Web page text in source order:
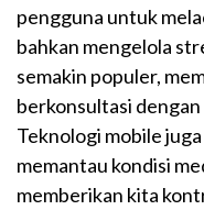
pengguna untuk
bahkan mengelola
semakin populer,
berkonsultasi
Teknologi mobile
memantau kondisi
memberikan kita